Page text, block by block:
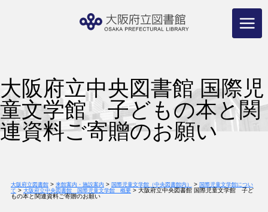
大阪府立中央図書館 国際児
童文学館 子どもの本と関
連資料ご寄贈のお願い
大阪府立図書館> 来館案内・施設案内 > 国際児童文学館（中央図書館内） > 国際児童文学館につい
て > 大阪府立中央図書館 国際児童文学館 概要> 大阪府立中央図書館 国際児童文学館 子ど
もの本と関連資料ご寄贈のお願い